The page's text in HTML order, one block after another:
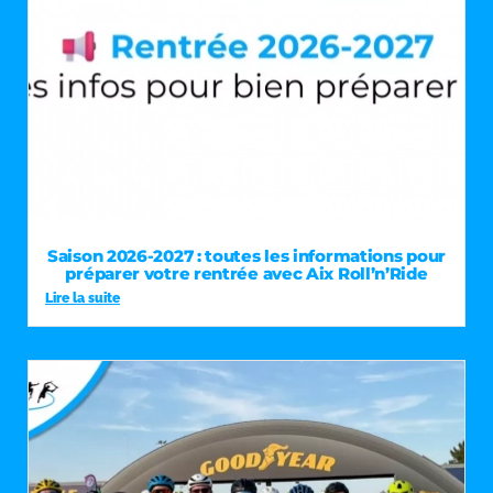
Saison 2026-2027 : toutes les informations pour
préparer votre rentrée avec Aix Roll’n’Ride
Lire la suite